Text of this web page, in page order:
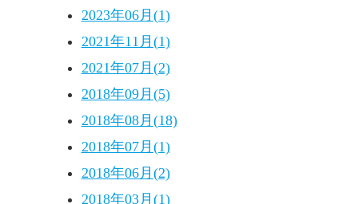
2023年06月(1)
2021年11月(1)
2021年07月(2)
2018年09月(5)
2018年08月(18)
2018年07月(1)
2018年06月(2)
2018年03月(1)